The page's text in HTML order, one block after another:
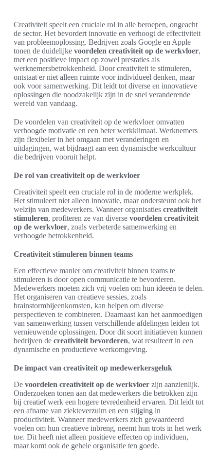
Creativiteit speelt een cruciale rol in alle beroepen, ongeacht
de sector. Het bevordert innovatie en verhoogt de effectiviteit
van probleemoplossing. Bedrijven zoals Google en Apple
tonen de duidelijke voordelen creativiteit op de werkvloer,
met een positieve impact op zowel prestaties als
werknemersbetrokkenheid. Door creativiteit te stimuleren,
ontstaat er niet alleen ruimte voor individueel denken, maar
ook voor samenwerking. Dit leidt tot diverse en innovatieve
oplossingen die noodzakelijk zijn in de snel veranderende
wereld van vandaag.
De voordelen van creativiteit op de werkvloer omvatten
verhoogde motivatie en een beter werkklimaat. Werknemers
zijn flexibeler in het omgaan met veranderingen en
uitdagingen, wat bijdraagt aan een dynamische werkcultuur
die bedrijven vooruit helpt.
De rol van creativiteit op de werkvloer
Creativiteit speelt een cruciale rol in de moderne werkplek.
Het stimuleert niet alleen innovatie, maar ondersteunt ook het
welzijn van medewerkers. Wanneer organisaties creativiteit
stimuleren, profiteren ze van diverse voordelen creativiteit
op de werkvloer, zoals verbeterde samenwerking en
verhoogde betrokkenheid.
Creativiteit stimuleren binnen teams
Een effectieve manier om creativiteit binnen teams te
stimuleren is door open communicatie te bevorderen.
Medewerkers moeten zich vrij voelen om hun ideeën te delen.
Het organiseren van creatieve sessies, zoals
brainstormbijeenkomsten, kan helpen om diverse
perspectieven te combineren. Daarnaast kan het aanmoedigen
van samenwerking tussen verschillende afdelingen leiden tot
vernieuwende oplossingen. Door dit soort initiatieven kunnen
bedrijven de creativiteit bevorderen, wat resulteert in een
dynamische en productieve werkomgeving.
De impact van creativiteit op medewerkersgeluk
De voordelen creativiteit op de werkvloer zijn aanzienlijk.
Onderzoeken tonen aan dat medewerkers die betrokken zijn
bij creatief werk een hogere tevredenheid ervaren. Dit leidt tot
een afname van ziekteverzuim en een stijging in
productiviteit. Wanneer medewerkers zich gewaardeerd
voelen om hun creatieve inbreng, neemt hun trots in het werk
toe. Dit heeft niet alleen positieve effecten op individuen,
maar komt ook de gehele organisatie ten goede.